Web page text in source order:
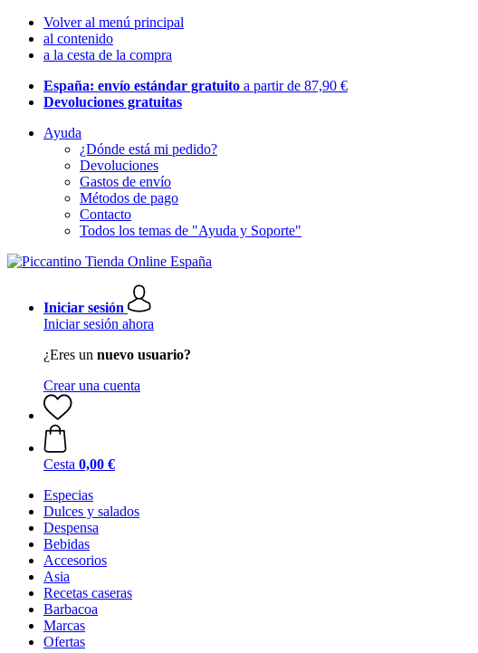
Volver al menú principal
al contenido
a la cesta de la compra
España: envío estándar gratuito a partir de 87,90 €
Devoluciones gratuitas
Ayuda
¿Dónde está mi pedido?
Devoluciones
Gastos de envío
Métodos de pago
Contacto
Todos los temas de "Ayuda y Soporte"
Iniciar sesión
Iniciar sesión ahora
¿Eres un nuevo usuario?
Crear una cuenta
Cesta 0,00 €
Especias
Dulces y salados
Despensa
Bebidas
Accesorios
Asia
Recetas caseras
Barbacoa
Marcas
Ofertas